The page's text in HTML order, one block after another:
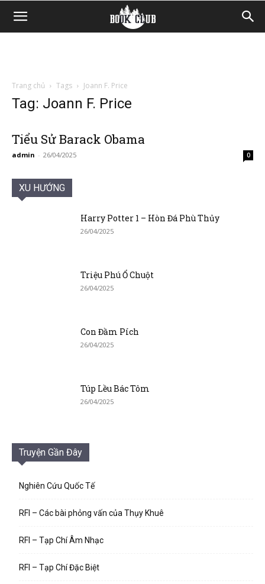
Trang chủ Tags Joann F. Price
Tag: Joann F. Price
Tiểu Sử Barack Obama
admin - 26/04/2025 0
XU HƯỚNG
Harry Potter 1 – Hòn Đá Phù Thủy
26/04/2025
Triệu Phú Ổ Chuột
26/04/2025
Con Đầm Pích
26/04/2025
Túp Lều Bác Tôm
26/04/2025
Truyện Gần Đây
Nghiên Cứu Quốc Tế
RFI – Các bài phỏng vấn của Thụy Khuê
RFI – Tạp Chí Âm Nhạc
RFI – Tạp Chí Đặc Biệt